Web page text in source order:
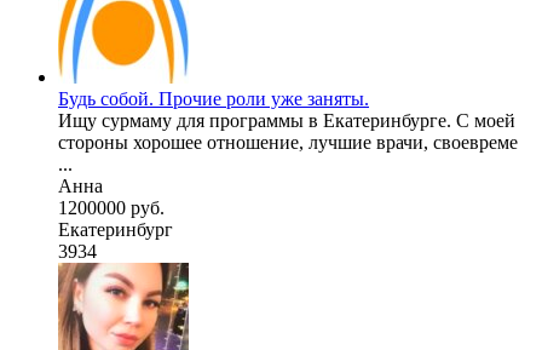
Будь собой. Прочие роли уже заняты.
Ищу сурмаму для программы в Екатеринбурге. С моей
стороны хорошее отношение, лучшие врачи, своевреме
...
Анна
1200000 руб.
Екатеринбург
3934